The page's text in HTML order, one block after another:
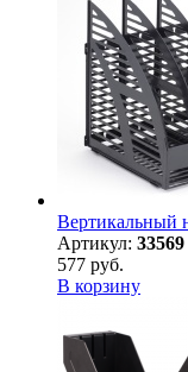
Вертикальный
Артикул: 33569
577 руб.
В корзину